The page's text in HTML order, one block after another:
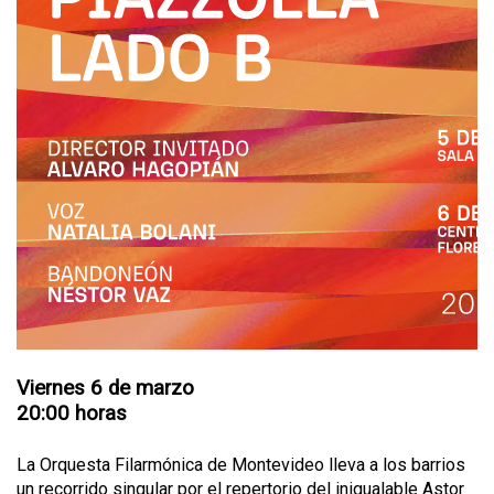
Viernes 6 de marzo
20:00 horas
La Orquesta Filarmónica de Montevideo lleva a los barrios
un recorrido singular por el repertorio del inigualable Astor